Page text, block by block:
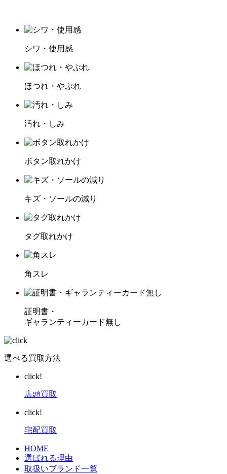
シワ・使用感
ほつれ・やぶれ
汚れ・しみ
ボタン取れかけ
キズ・ソールの減り
タグ取れかけ
角スレ
証明書・
ギャランティーカード無し
選べる買取方法
click!
店頭買取
click!
宅配買取
HOME
選ばれる理由
取扱いブランド一覧